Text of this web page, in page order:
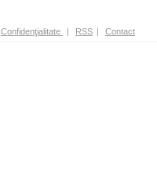
Confidenţialitate | RSS | Contact